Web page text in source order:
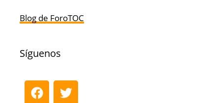
Blog de ForoTOC
Síguenos